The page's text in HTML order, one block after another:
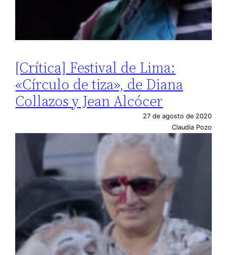
[Crítica] Festival de Lima:
«Círculo de tiza», de Diana
Collazos y Jean Alcócer
27 de agosto de 2020
Claudia Pozo